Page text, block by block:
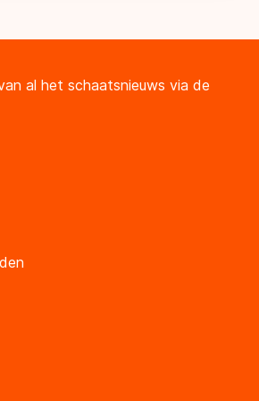
al het schaatsnieuws via de